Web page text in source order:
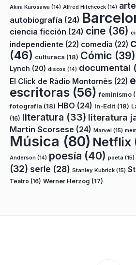
Akira Kurosawa (14) Alfred Hitchcock (14) arte
autobiografía (24)
ciencia ficción (24) cine (36)
independiente (22) comedia (22)
(46) culturaca (18) Cómic (39)
Lynch (20) discos (14) documental
El Click de Ràdio Montornès (22)
escritoras (56) feminismo
fotografía (18) HBO (24) In-Edit (18)
(16) literatura (33) literatura
Martin Scorsese (24) Marvel (15)
Música (80) Netflix
Anderson (14) poesía (40) poeta (15)
(32) serie (28) Stanley Kubrick (15)
Teatro (16) Werner Herzog (17)